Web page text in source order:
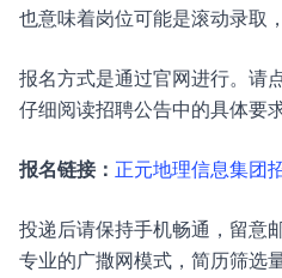
也意味着岗位可能是滚动录取
报名方式是通过官网进行。请
仔细阅读招聘公告中的具体要
报名链接： 正元地理信息集团
投递后请保持手机畅通，留意
专业的广撒网模式，简历筛选